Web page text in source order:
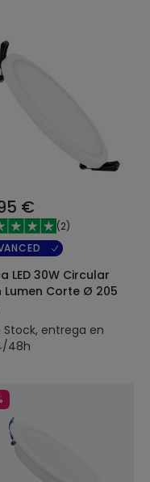
€
(2)
LED 30W Circular
Lumen Corte Ø 205
Stock, entrega en
48h